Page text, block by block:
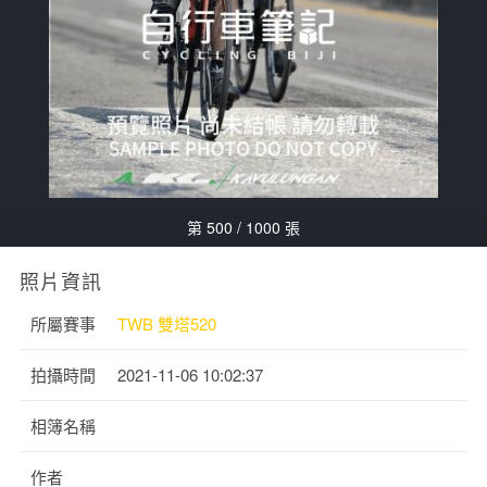
第 500 / 1000 張
照片資訊
所屬賽事 TWB 雙塔520
拍攝時間 2021-11-06 10:02:37
相簿名稱
作者